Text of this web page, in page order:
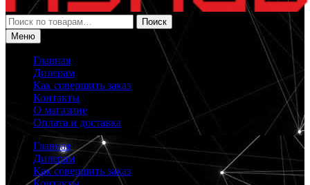
Искать:
Поиск
Меню
Главная
Дилерам
Как совершить заказ
Контакты
О магазине
Оплата и доставка
Главная
Дилерам
Как совершить заказ